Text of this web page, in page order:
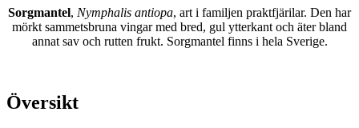
Sorgmantel, Nymphalis antiopa, art i familjen praktfjärilar. Den har
mörkt sammetsbruna vingar med bred, gul ytterkant och äter bland
annat sav och rutten frukt. Sorgmantel finns i hela Sverige.
Översikt